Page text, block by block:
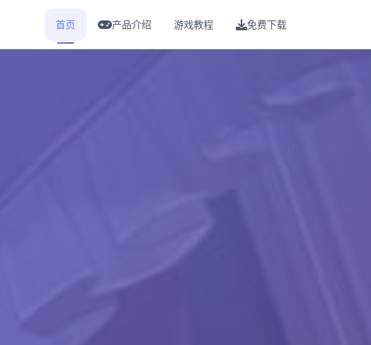
首页 产品介绍 游戏教程 免费下载